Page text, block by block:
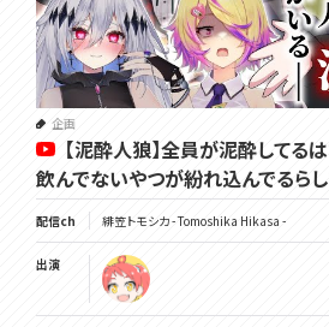
企画
【泥酔人狼】全員が泥酔してる
飲んでないやつが紛れ込んでるらし
配信ch 緋笠トモシカ - Tomoshika Hikasa -
出演